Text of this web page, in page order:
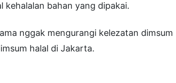
kehalalan bahan yang dipakai.
nggak mengurangi kelezatan dimsum
halal di Jakarta.